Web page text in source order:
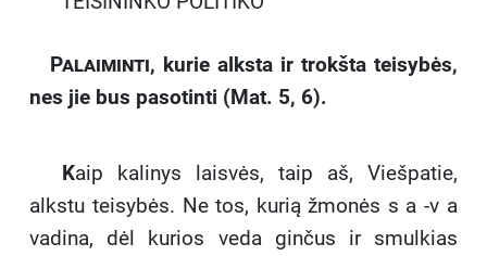
Palaiminti, kurie alksta ir trokšta teisybės,
nes jie bus pasotinti (Mat. 5, 6).
Kaip kalinys laisvės, taip aš, Viešpatie,
alkstu teisybės. Ne tos, kurią žmonės s a -v a
vadina, dėl kurios veda ginčus ir smulkias